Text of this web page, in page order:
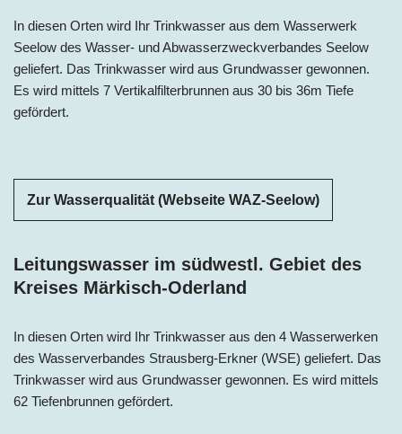
In diesen Orten wird Ihr Trinkwasser aus dem Wasserwerk
Seelow des Wasser- und Abwasserzweckverbandes Seelow
geliefert. Das Trinkwasser wird aus Grundwasser gewonnen.
Es wird mittels 7 Vertikalfilterbrunnen aus 30 bis 36m Tiefe
gefördert.
Zur Wasserqualität (Webseite WAZ-Seelow)
Leitungswasser im südwestl. Gebiet des
Kreises Märkisch-Oderland
In diesen Orten wird Ihr Trinkwasser aus den 4 Wasserwerken
des Wasserverbandes Strausberg-Erkner (WSE) geliefert. Das
Trinkwasser wird aus Grundwasser gewonnen. Es wird mittels
62 Tiefenbrunnen gefördert.